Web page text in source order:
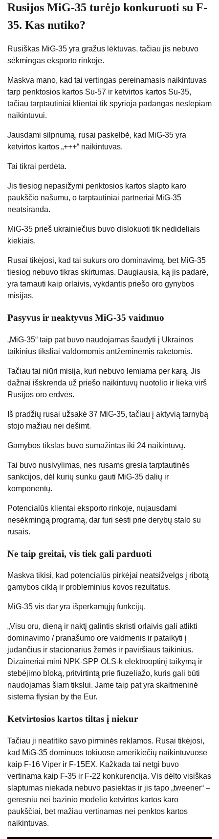
Rusijos MiG-35 turėjo konkuruoti su F-
35. Kas nutiko?
Rusiškas MiG-35 yra gražus lėktuvas, tačiau jis nebuvo
sėkmingas eksporto rinkoje.
Maskva mano, kad tai vertingas pereinamasis naikintuvas
tarp penktosios kartos Su-57 ir ketvirtos kartos Su-35,
tačiau tarptautiniai klientai tik spyrioja padangas neslepiam
naikintuvui.
Jausdami silpnumą, rusai paskelbė, kad MiG-35 yra
ketvirtos kartos „+++“ naikintuvas.
Tai tikrai perdėta.
Jis tiesiog nepasižymi penktosios kartos slapto karo
paukščio našumu, o tarptautiniai partneriai MiG-35
neatsiranda.
MiG-35 prieš ukrainiečius buvo dislokuoti tik nedideliais
kiekiais.
Rusai tikėjosi, kad tai sukurs oro dominavimą, bet MiG-35
tiesiog nebuvo tikras skirtumas. Daugiausia, ką jis padarė,
yra tarnauti kaip orlaivis, vykdantis priešo oro gynybos
misijas.
Pasyvus ir neaktyvus MiG-35 vaidmuo
„MiG-35“ taip pat buvo naudojamas šaudyti į Ukrainos
taikinius tiksliai valdomomis antžeminėmis raketomis.
Tačiau tai niūri misija, kuri nebuvo lemiama per karą. Jis
dažnai išskrenda už priešo naikintuvų nuotolio ir lieka virš
Rusijos oro erdvės.
Iš pradžių rusai užsakė 37 MiG-35, tačiau į aktyvią tarnybą
stojo mažiau nei dešimt.
Gamybos tikslas buvo sumažintas iki 24 naikintuvų.
Tai buvo nusivylimas, nes rusams gresia tarptautinės
sankcijos, dėl kurių sunku gauti MiG-35 dalių ir
komponentų.
Potencialūs klientai eksporto rinkoje, nujausdami
nesėkmingą programą, dar turi sėsti prie derybų stalo su
rusais.
Ne taip greitai, vis tiek gali parduoti
Maskva tikisi, kad potencialūs pirkėjai neatsižvelgs į ribotą
gamybos ciklą ir probleminius kovos rezultatus.
MiG-35 vis dar yra išperkamųjų funkcijų.
„Visu oru, dieną ir naktį galintis skristi orlaivis gali atlikti
dominavimo / pranašumo ore vaidmenis ir pataikyti į
judančius ir stacionarius žemės ir paviršiaus taikinius.
Dizaineriai mini NPK-SPP OLS-k elektrooptinį taikymą ir
stebėjimo bloką, pritvirtintą prie fiuzeliažo, kuris gali būti
naudojamas šiam tikslui. Jame taip pat yra skaitmeninė
sistema flysian by the Eur.
Ketvirtosios kartos tiltas į niekur
Tačiau ji neatitiko savo pirminės reklamos. Rusai tikėjosi,
kad MiG-35 dominuos tokiuose amerikiečių naikintuvuose
kaip F-16 Viper ir F-15EX. Kažkada tai netgi buvo
vertinama kaip F-35 ir F-22 konkurencija. Vis dėlto visiškas
slaptumas niekada nebuvo pasiektas ir jis tapo „tweener“ –
geresniu nei bazinio modelio ketvirtos kartos karo
paukščiai, bet mažiau vertinamas nei penktos kartos
naikintuvas.